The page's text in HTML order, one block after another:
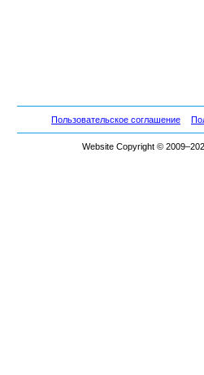
Пользовательское соглашение
Website Copyright ©